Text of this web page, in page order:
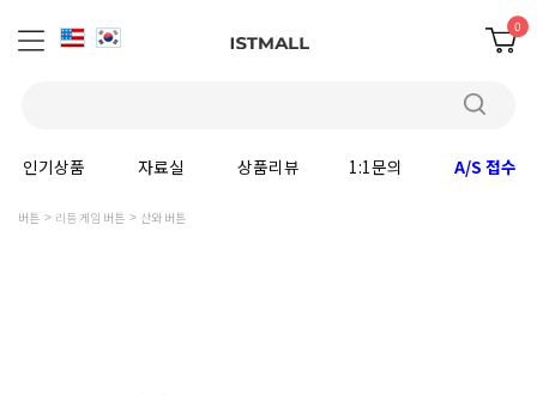
0
인기상품 자료실 상품리뷰 1:1문의 A/S 접수
버튼 리듬 게임 버튼 산와 버튼